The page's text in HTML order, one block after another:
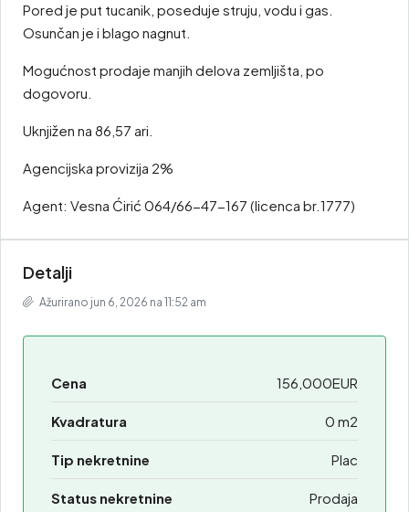
Pored je put tucanik, poseduje struju, vodu i gas.
Osunčan je i blago nagnut.
Mogućnost prodaje manjih delova zemljišta, po
dogovoru.
Uknjižen na 86,57 ari.
Agencijska provizija 2%
Agent: Vesna Ćirić 064/66-47-167 (licenca br.1777)
Detalji
Ažurirano jun 6, 2026 na 11:52 am
Cena 156,000EUR
Kvadratura 0 m2
Tip nekretnine Plac
Status nekretnine Prodaja